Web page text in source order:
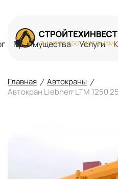
Преимущества Услуги
Главная
Автокраны
Автокран Liebherr LTM 1250